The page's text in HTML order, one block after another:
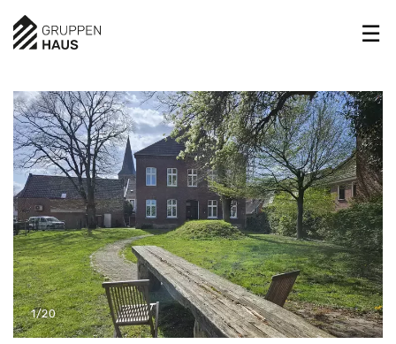
1/20